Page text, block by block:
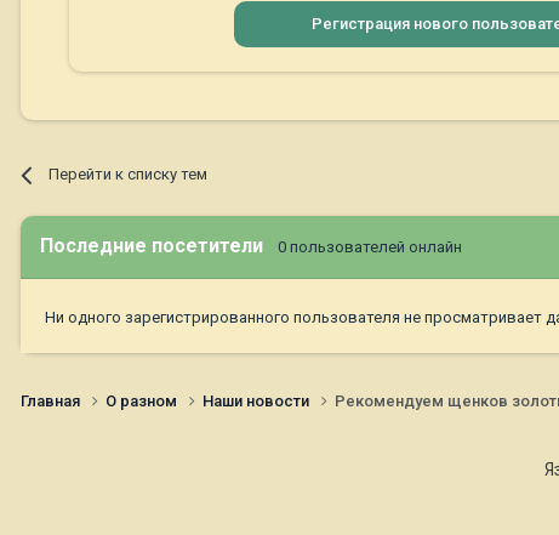
Регистрация нового
Перейти к списку тем
Последние посетители 0 пользователей онлайн
Ни одного зарегистрированного пользователя не просматривает
Главная О разном Наши новости Рекомендуем щенков